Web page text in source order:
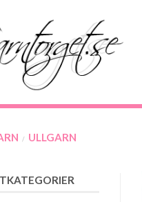
/ ULLGARN